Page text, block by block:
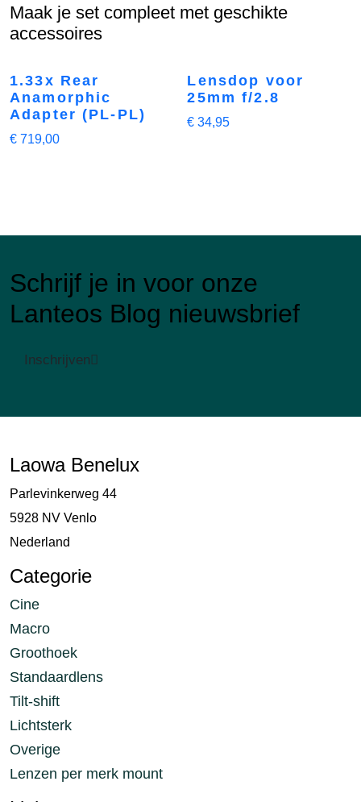
Maak je set compleet met geschikte
accessoires
1.33x Rear
Anamorphic
Adapter (PL-PL)
€ 719,00
Lensdop voor
25mm f/2.8
€ 34,95
Schrijf je in voor onze
Lanteos Blog nieuwsbrief
Inschrijven
Laowa Benelux
Parlevinkerweg 44
5928 NV Venlo
Nederland
Categorie
Cine
Macro
Groothoek
Standaardlens
Tilt-shift
Lichtsterk
Overige
Lenzen per merk mount